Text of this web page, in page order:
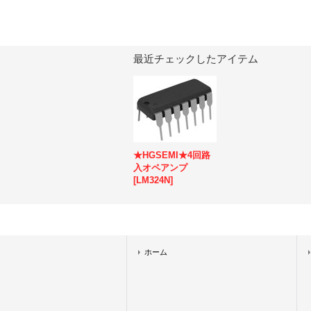
最近チェックしたアイテム
★HGSEMI★4回路
入オペアンプ
[LM324N]
ホーム